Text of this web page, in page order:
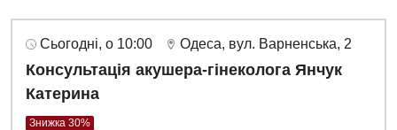
Сьогодні, о 10:00 Одеса, вул. Варненська, 2
Консультація акушера-гінеколога Янчук
Катерина
Знижка 30%